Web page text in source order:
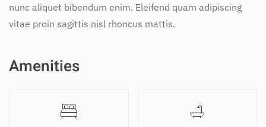
nunc aliquet bibendum enim. Eleifend quam adipiscing
vitae proin sagittis nisl rhoncus mattis.
Amenities